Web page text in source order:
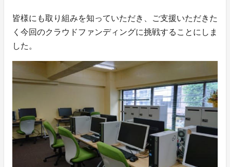
皆様にも取り組みを知っていただき、ご支援いただきた
く今回のクラウドファンディングに挑戦することにしま
した。